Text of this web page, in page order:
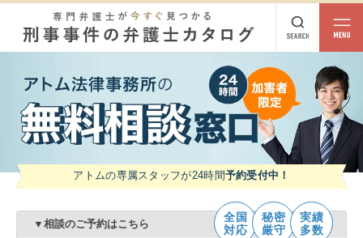
都道府県 相談内容
都道府県から探す
北海道・東北
北海道 青森 岩手 宮城 秋田 山形 福島
新潟 富山 石川 福井 長野
アトムの専属スタッフが24時間予約受付中！
▼相談のご予約はこちら
全国
対応
秘密
厳守
実績
多数